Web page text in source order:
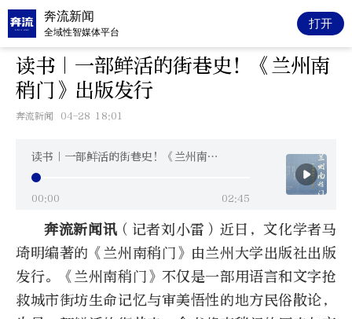
奔流新闻
全域性智媒体平台
打开
读书｜一部鲜活的街巷史！《兰州南
稍门》出版发行
奔流新闻 04-28 18:01
读书｜一部鲜活的街巷史！《兰州南稍门》出版发行
00:00 02:45
奔流新闻讯 （记者刘小雷）近日，文化学者马
琦明编著的《兰州南稍门》由兰州大学出版社出版
发行。《兰州南稍门》不仅是一部用语言和文字抢
救城市街坊生命记忆与审美悟性的地方民俗散论，